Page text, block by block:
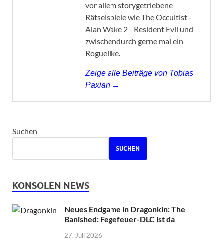
vor allem storygetriebene
Rätselspiele wie The Occultist -
Alan Wake 2 - Resident Evil und
zwischendurch gerne mal ein
Roguelike.
Zeige alle Beiträge von Tobias
Paxian →
Suchen
SUCHEN
KONSOLEN NEWS
Neues Endgame in Dragonkin: The
Banished: Fegefeuer-DLC ist da
27. Juli 2026